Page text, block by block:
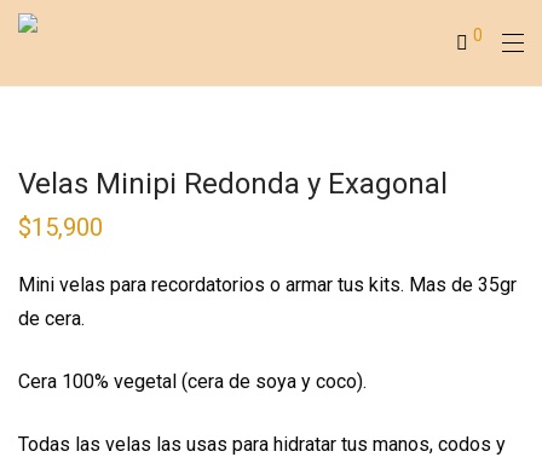
0
Velas Minipi Redonda y Exagonal
$15,900
Mini velas para recordatorios o armar tus kits. Mas de 35gr
de cera.
Cera 100% vegetal (cera de soya y coco).
Todas las velas las usas para hidratar tus manos, codos y